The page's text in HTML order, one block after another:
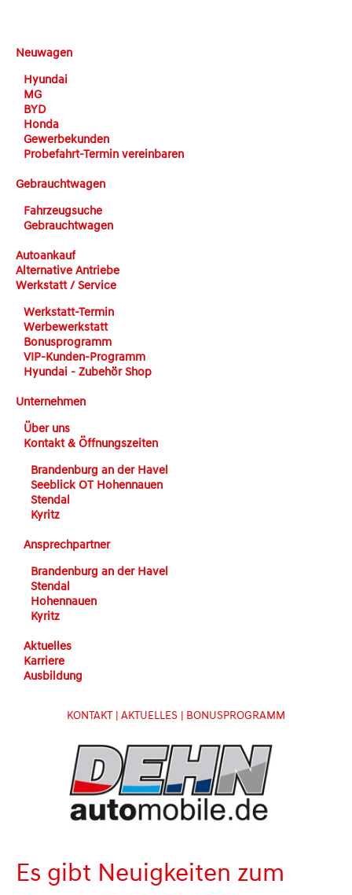
Neuwagen
Hyundai
MG
BYD
Honda
Gewerbekunden
Probefahrt-Termin vereinbaren
Gebrauchtwagen
Fahrzeugsuche
Gebrauchtwagen
Autoankauf
Alternative Antriebe
Werkstatt / Service
Werkstatt-Termin
Werbewerkstatt
Bonusprogramm
VIP-Kunden-Programm
Hyundai - Zubehör Shop
Unternehmen
Über uns
Kontakt & Öffnungszeiten
Brandenburg an der Havel
Seeblick OT Hohennauen
Stendal
Kyritz
Ansprechpartner
Brandenburg an der Havel
Stendal
Hohennauen
Kyritz
Aktuelles
Karriere
Ausbildung
KONTAKT | AKTUELLES | BONUSPROGRAMM
Es gibt Neuigkeiten zum